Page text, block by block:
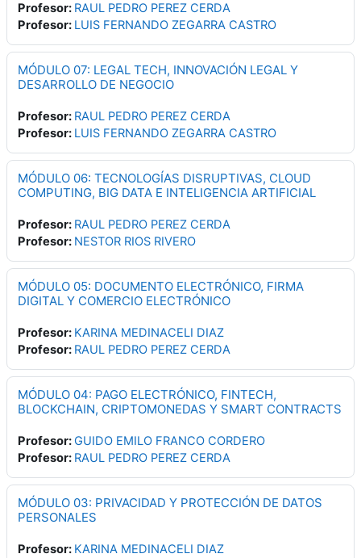
Profesor: RAUL PEDRO PEREZ CERDA
Profesor: LUIS FERNANDO ZEGARRA CASTRO
MÓDULO 07: LEGAL TECH, INNOVACIÓN LEGAL Y
DESARROLLO DE NEGOCIO
Profesor: RAUL PEDRO PEREZ CERDA
Profesor: LUIS FERNANDO ZEGARRA CASTRO
MÓDULO 06: TECNOLOGÍAS DISRUPTIVAS, CLOUD
COMPUTING, BIG DATA E INTELIGENCIA ARTIFICIAL
Profesor: RAUL PEDRO PEREZ CERDA
Profesor: NESTOR RIOS RIVERO
MÓDULO 05: DOCUMENTO ELECTRÓNICO, FIRMA
DIGITAL Y COMERCIO ELECTRÓNICO
Profesor: KARINA MEDINACELI DIAZ
Profesor: RAUL PEDRO PEREZ CERDA
MÓDULO 04: PAGO ELECTRÓNICO, FINTECH,
BLOCKCHAIN, CRIPTOMONEDAS Y SMART CONTRACTS
Profesor:GUIDO EMILO FRANCO CORDERO
Profesor: RAUL PEDRO PEREZ CERDA
MÓDULO 03: PRIVACIDAD Y PROTECCIÓN DE DATOS
PERSONALES
Profesor: KARINA MEDINACELI DIAZ